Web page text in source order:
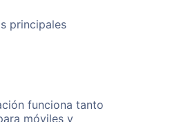
principales
funciona tanto
móviles y